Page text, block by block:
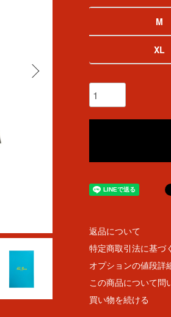
M
XL
返品について
特定商取引法に基づ
オプションの値段詳
この商品について問
買い物を続ける